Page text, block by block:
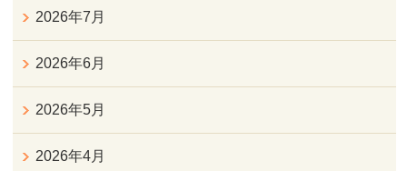
2026年7月
2026年6月
2026年5月
2026年4月